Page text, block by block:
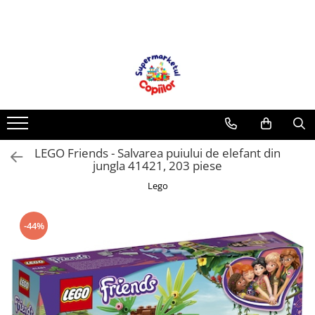
Accesorii pentru petrecere
Baloane
Mobila gradina & terasa
Carti pentru copii
Activitati extracurriculare
Povesti pentru copii
Carti de Povesti pentru Copii
Rechizite si papetarie pentru copii
Creioane colorate si carioci
LEGO Friends - Salvarea puiului de elefant din
jungla 41421, 203 piese
Lego
-44%